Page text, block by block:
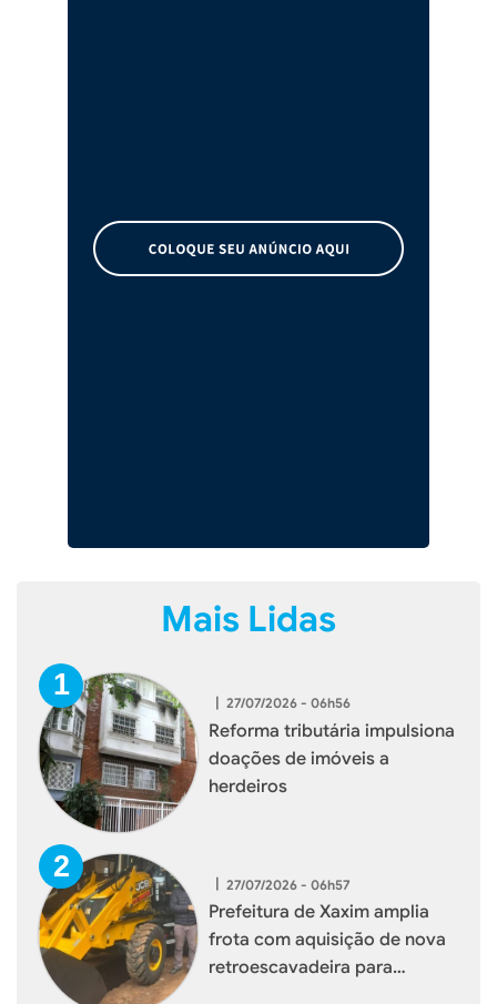
Mais Lidas
| 27/07/2026 - 06h56
Reforma tributária impulsiona
doações de imóveis a
herdeiros
| 27/07/2026 - 06h57
Prefeitura de Xaxim amplia
frota com aquisição de nova
retroescavadeira para